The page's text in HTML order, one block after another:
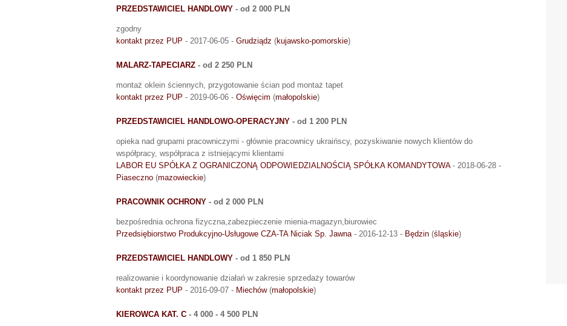
PRZEDSTAWICIEL HANDLOWY - od 2 000 PLN
zgodny
kontakt przez PUP - 2017-06-05 - Grudziądz (kujawsko-pomorskie)
MALARZ-TAPECIARZ - od 2 250 PLN
montaż oklein ściennych, przygotowanie ścian pod montaż tapet
kontakt przez PUP - 2019-06-06 - Oświęcim (małopolskie)
PRZEDSTAWICIEL HANDLOWO-OPERACYJNY - od 1 200 PLN
opieka nad grupami pracowniczymi - głównie pracownicy ukraińscy, pozyskiwanie nowych klientów do
współpracy, współpraca z istniejącymi klientami
LABOR EU SPÓŁKA Z OGRANICZONĄ ODPOWIEDZIALNOŚCIĄ SPÓŁKA KOMANDYTOWA- 2018-06-28 -
Piaseczno (mazowieckie)
PRACOWNIK OCHRONY - od 2 000 PLN
bezpośrednia ochrona fizyczna,zabezpieczenie mienia-magazyn,biurowiec
Przedsiębiorstwo Produkcyjno-Usługowe CZA-TA Niciak Sp. Jawna- 2016-12-13 - Będzin (śląskie)
PRZEDSTAWICIEL HANDLOWY - od 1 850 PLN
realizowanie i koordynowanie działań w zakresie sprzedaży towarów
kontakt przez PUP - 2016-09-07 - Miechów(małopolskie)
KIEROWCA KAT. C - 4 000 - 4 500 PLN